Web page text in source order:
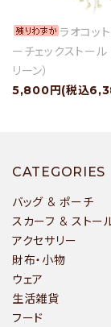
ラオコッ
ーチェックストール
リーン）
5,800円(税込
CATEGORIES
バッグ & ポーチ
スカーフ & ストー
アクセサリー
財布・小物
ウェア
生活雑貨
フード